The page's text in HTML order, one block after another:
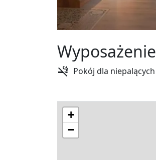
Wyposażenie
Pokój dla niepalących
+
−